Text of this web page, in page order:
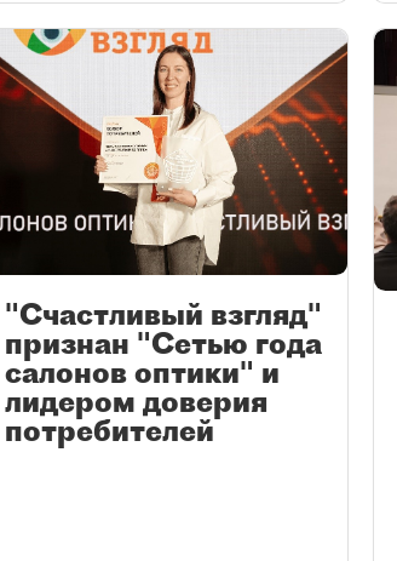
"Счастливый взгляд"
признан "Сетью года
салонов оптики" и
лидером доверия
потребителей